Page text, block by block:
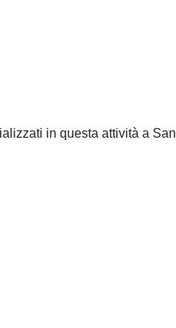
in questa attività a San